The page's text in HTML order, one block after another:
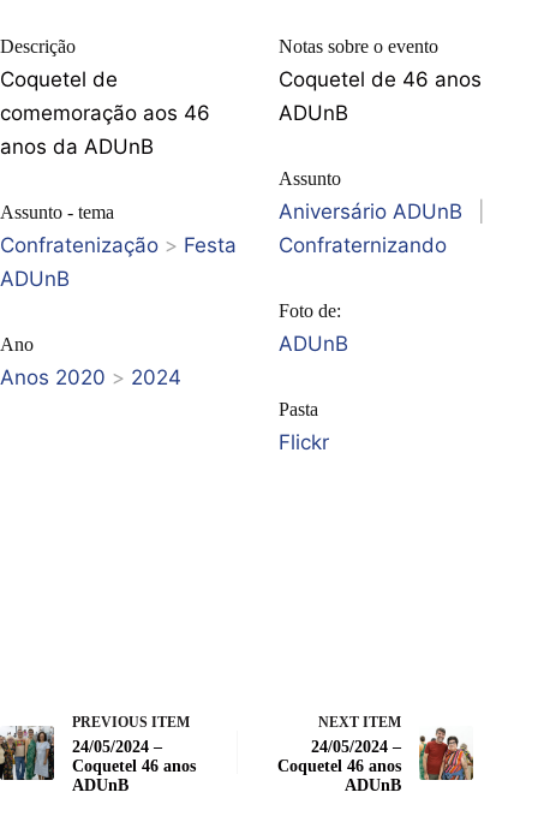
Descrição
Coquetel de
comemoração aos 46
anos da ADUnB
Assunto - tema
Confratenização > Festa
ADUnB
Ano
Anos 2020 > 2024
Notas sobre o evento
Coquetel de 46 anos
ADUnB
Assunto
Aniversário ADUnB
Confraternizando
Foto de:
ADUnB
Pasta
Flickr
PREVIOUS ITEM
24/05/2024 –
Coquetel 46 anos
ADUnB
NEXT ITEM
24/05/2024 –
Coquetel 46 anos
ADUnB